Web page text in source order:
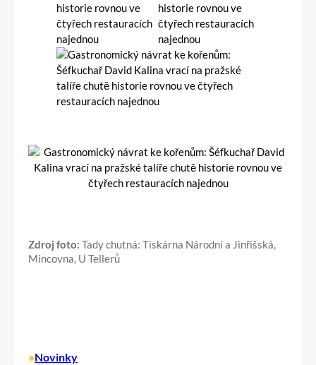
Zdroj foto: Tady chutná: Tiskárna Národní a Jinřišská,
Mincovna, U Tellerů
•Novinky